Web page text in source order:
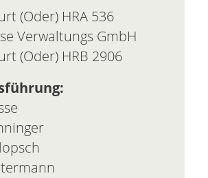
(Oder) HRA 536
Verwaltungs GmbH
(Oder) HRB 2906